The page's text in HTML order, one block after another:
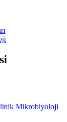
Mikrobiyoloji